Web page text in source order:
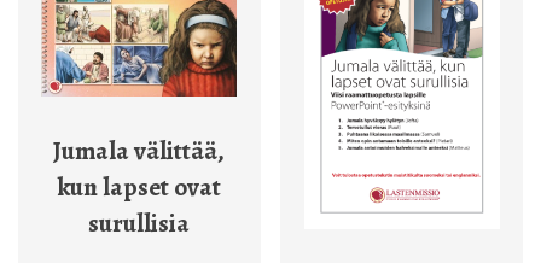
Jumala välittää,
kun lapset ovat
surullisia